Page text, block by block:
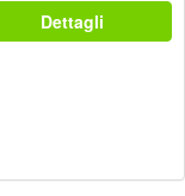
Dettagli